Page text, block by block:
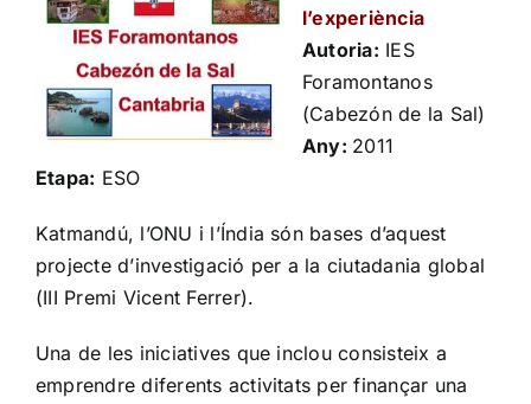
l’experiència
Autoria: IES
Foramontanos
(Cabezón de la Sal)
Any: 2011
Etapa: ESO
Katmandú, l’ONU i l’Índia són bases d’aquest
projecte d’investigació per a la ciutadania global
(III Premi Vicent Ferrer).
Una de les iniciatives que inclou consisteix a
emprendre diferents activitats per finançar una